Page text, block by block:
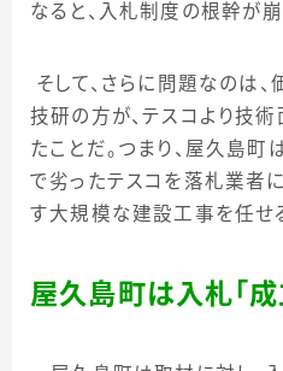
なると、入札制度の根幹が崩
そして、さらに問題なのは
技研の方が、テスコより技
たことだ。つまり、屋久島町
で劣ったテスコを落札業者に
す大規模な建設工事を任せ
屋久島町は入札「成